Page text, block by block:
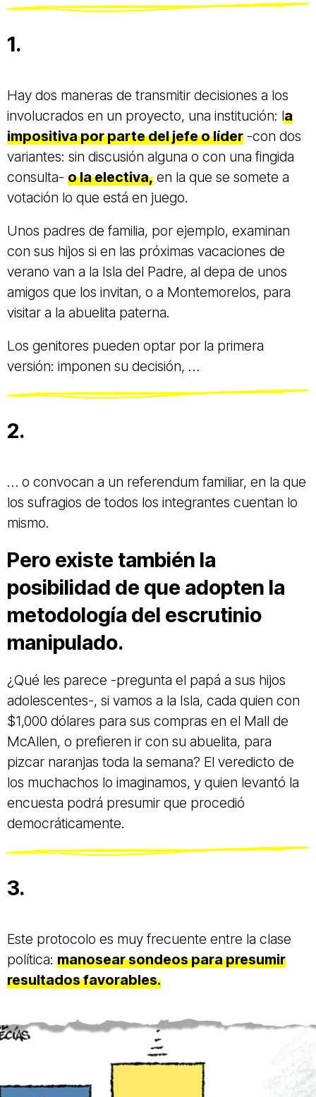
1.
Hay dos maneras de transmitir decisiones a los
involucrados en un proyecto, una institución: la
impositiva por parte del jefe o líder -con dos
variantes: sin discusión alguna o con una fingida
consulta- o la electiva, en la que se somete a
votación lo que está en juego.
Unos padres de familia, por ejemplo, examinan
con sus hijos si en las próximas vacaciones de
verano van a la Isla del Padre, al depa de unos
amigos que los invitan, o a Montemorelos, para
visitar a la abuelita paterna.
Los genitores pueden optar por la primera
versión: imponen su decisión, …
2.
… o convocan a un referendum familiar, en la que
los sufragios de todos los integrantes cuentan lo
mismo.
Pero existe también la
posibilidad de que adopten la
metodología del escrutinio
manipulado.
¿Qué les parece -pregunta el papá a sus hijos
adolescentes-, si vamos a la Isla, cada quien con
$1,000 dólares para sus compras en el Mall de
McAllen, o prefieren ir con su abuelita, para
pizcar naranjas toda la semana? El veredicto de
los muchachos lo imaginamos, y quien levantó la
encuesta podrá presumir que procedió
democráticamente.
3.
Este protocolo es muy frecuente entre la clase
política: manosear sondeos para presumir
resultados favorables.